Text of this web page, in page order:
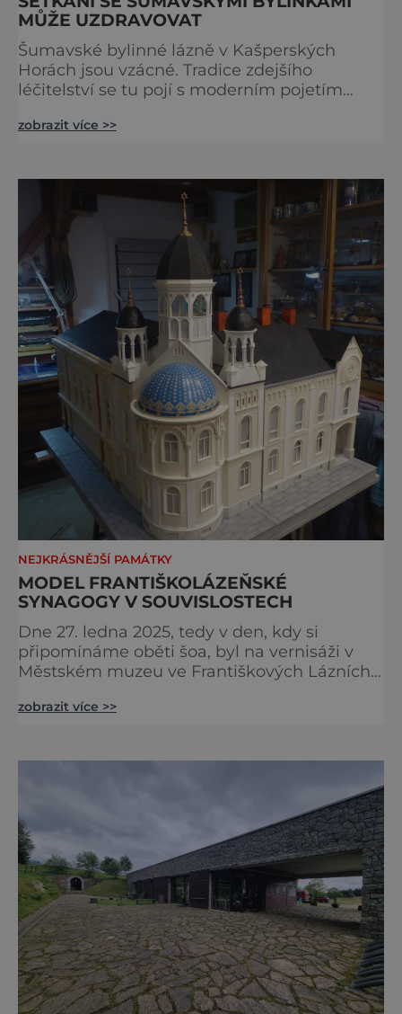
MŮŽE UZDRAVOVAT
Šumavské bylinné lázně v Kašperských
Horách jsou vzácné. Tradice zdejšího
léčitelství se tu pojí s moderním pojetím
naprosto výjimečné a přitom vlastně totálně
přímo v historickém centru městečka
nedaleko řeky Otavy, po
zobrazit více >>
NEJKRÁSNĚJŠÍ PAMÁTKY
MODEL FRANTIŠKOLÁZEŇSKÉ
SYNAGOGY V SOUVISLOSTECH
Dne 27. ledna 2025, tedy v den, kdy si
připomínáme oběti šoa, byl na vernisáži v
Městském muzeu ve Františkových Lázních
nacisty zničena v roce 1938. Do lázeňského
některé události spojené s touto významnou
zobrazit více >>